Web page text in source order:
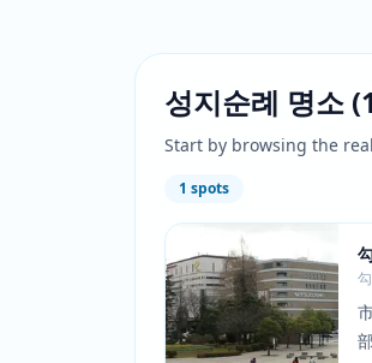
성지순례 명소 (1
Start by browsing the
1 spots